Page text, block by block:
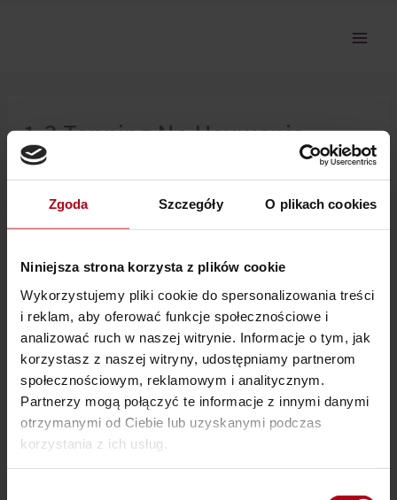
Zgoda Szczegóły O plikach cookies
Niniejsza strona korzysta z plików cookie
Wykorzystujemy pliki cookie do spersonalizowania treści
i reklam, aby oferować funkcje społecznościowe i
analizować ruch w naszej witrynie. Informacje o tym, jak
korzystasz z naszej witryny, udostępniamy partnerom
społecznościowym, reklamowym i analitycznym.
Partnerzy mogą połączyć te informacje z innymi danymi
otrzymanymi od Ciebie lub uzyskanymi podczas
korzystania z ich usług.
Ostatnie wpisy
1-3 Tapping Na Usuwanie
Oporów
Nie można pokazać tej sekcji, ponieważ nie jesteś